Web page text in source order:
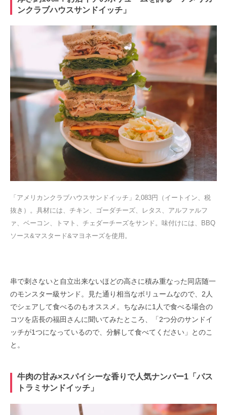
ンクラブハウスサンドイッチ」
「アメリカンクラブハウスサンドイッチ」2,083円（イートイン、税
抜き）。具材には、チキン、ゴーダチーズ、レタス、アルファルフ
ァ、ベーコン、トマト、チェダーチーズをサンド。味付けには、BBQ
ソース&マスタード&マヨネーズを使用。
串で刺さないと自立出来ないほどの高さに積み重なった同店随一
のモンスター級サンド。見た通り相当なボリュームなので、2人
でシェアして食べるのもオススメ。ちなみに1人で食べる場合の
コツを店長の福田さんに聞いてみたところ、「2つ分のサンドイ
ッチが1つになっているので、分解して食べてください」とのこ
と。
牛肉の甘み×スパイシーな香りで人気ナンバー1「パス
トラミサンドイッチ」